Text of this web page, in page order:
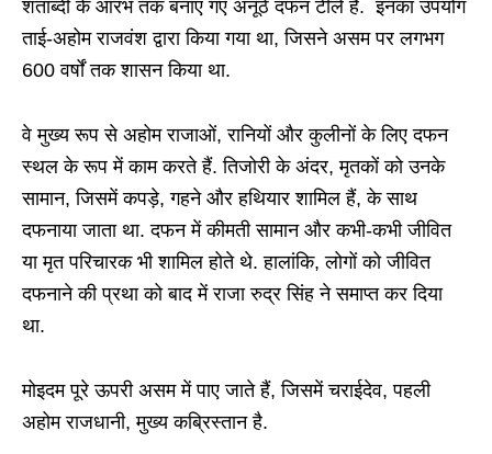
शताब्दी के आरंभ तक बनाए गए अनूठे दफन टीले हैं. इनका उपयोग
ताई-अहोम राजवंश द्वारा किया गया था, जिसने असम पर लगभग
600 वर्षों तक शासन किया था.
वे मुख्य रूप से अहोम राजाओं, रानियों और कुलीनों के लिए दफन
स्थल के रूप में काम करते हैं. तिजोरी के अंदर, मृतकों को उनके
सामान, जिसमें कपड़े, गहने और हथियार शामिल हैं, के साथ
दफनाया जाता था. दफन में कीमती सामान और कभी-कभी जीवित
या मृत परिचारक भी शामिल होते थे. हालांकि, लोगों को जीवित
दफनाने की प्रथा को बाद में राजा रुद्र सिंह ने समाप्त कर दिया
था.
मोइदम पूरे ऊपरी असम में पाए जाते हैं, जिसमें चराईदेव, पहली
अहोम राजधानी, मुख्य कब्रिस्तान है.